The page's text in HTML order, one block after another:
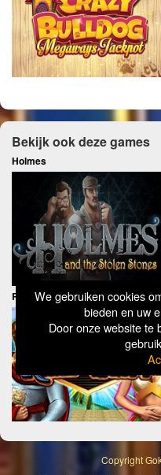
We gebruiken cookies
bieden en uw
Door onze website te
Bekijk ook deze games
Holmes
Rome and Egypt
Copyright